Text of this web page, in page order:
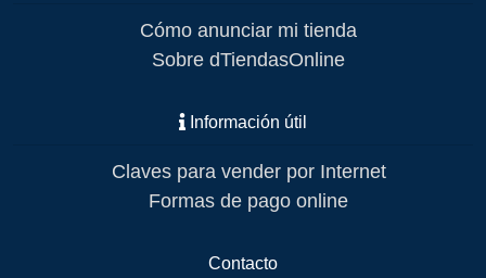
Cómo anunciar mi tienda
Sobre dTiendasOnline
Información útil
Claves para vender por Internet
Formas de pago online
Contacto